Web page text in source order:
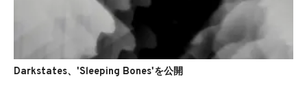
Darkstates、'Sleeping Bones'を公開